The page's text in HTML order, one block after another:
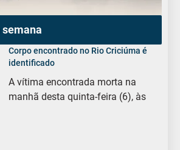
Corpo encontrado no Rio Criciúma é
identificado
A vítima encontrada morta na
manhã desta quinta-feira (6), às